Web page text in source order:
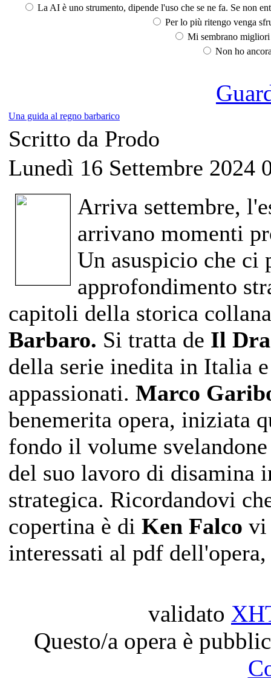
La AI è uno strumento, dipende l'uso che se ne fa. Se non
Per lo più ritengo venga
Mi sembrano
Non ho
Una guida al regno barbarico
Scritto da Prodo
Lunedì 16 Settembre 2024
Arriva settembre,
arrivano momenti
Un asuspicio che ci
approfondimento
capitoli della storica collana
Barbaro. Si tratta de Il
della serie inedita in Italia
appassionati. Marco
benemerita opera, iniziata
fondo il volume
del suo lavoro di disamina
strategica. Ricordandovi
copertina è di Ken Falco vi
interessati al pdf
validato
Questo/a opera è